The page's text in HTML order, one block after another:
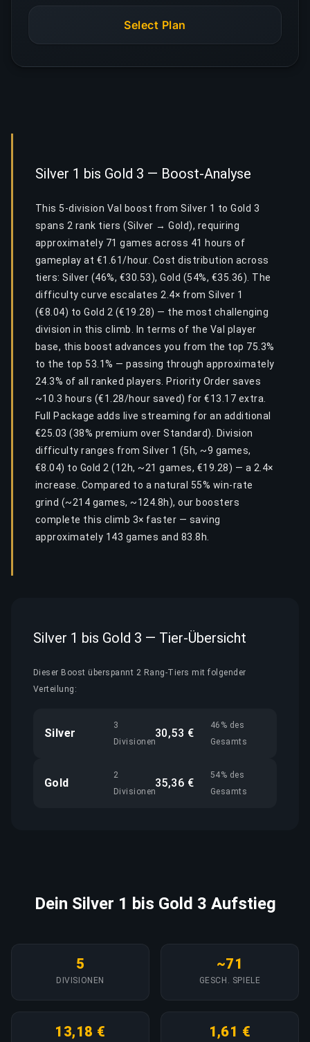
Select Plan
Silver 1 bis Gold 3 — Boost-Analyse
This 5-division Val boost from Silver 1 to Gold 3
spans 2 rank tiers (Silver → Gold), requiring
approximately 71 games across 41 hours of
gameplay at €1.61/hour. Cost distribution across
tiers: Silver (46%, €30.53), Gold (54%, €35.36). The
difficulty curve escalates 2.4× from Silver 1
(€8.04) to Gold 2 (€19.28) — the most challenging
division in this climb. In terms of the Val player
base, this boost advances you from the top 75.3%
to the top 53.1% — passing through approximately
24.3% of all ranked players. Priority Order saves
~10.3 hours (€1.28/hour saved) for €13.17 extra.
Full Package adds live streaming for an additional
€25.03 (38% premium over Standard). Division
difficulty ranges from Silver 1 (5h, ~9 games,
€8.04) to Gold 2 (12h, ~21 games, €19.28) — a 2.4×
increase. Compared to a natural 55% win-rate
grind (~214 games, ~124.8h), our boosters
complete this climb 3× faster — saving
approximately 143 games and 83.8h.
Silver 1 bis Gold 3 — Tier-Übersicht
Dieser Boost überspannt 2 Rang-Tiers mit folgender
Verteilung:
Silver
3
Divisionen
30,53 €
46% des
Gesamts
Gold
2
Divisionen
35,36 €
54% des
Gesamts
Dein Silver 1 bis Gold 3 Aufstieg
5
DIVISIONEN
~71
GESCH. SPIELE
13,18 € 1,61 €